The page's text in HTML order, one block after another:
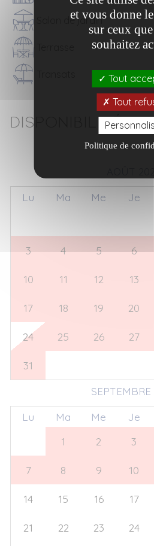
Salon de jardin
Disponibilités
Lu Ma Me Je
3 4 5 6
10 11 12 13
17 18 19 20
24 25 26 27
31
Lu Ma Me Je
1 2 3
7 8 9 10
14 15 16 17
21 22 23 24
et vous donne
sur ceux
souhaitez
Tout
Tout
Politique de